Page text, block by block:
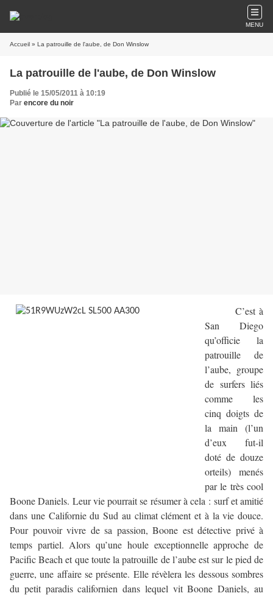
MENU
Accueil » La patrouille de l'aube, de Don Winslow
La patrouille de l'aube, de Don Winslow
Publié le 15/05/2011 à 10:19
Par encore du noir
C’est à
San Diego
qu’officie la
patrouille de
l’aube, groupe
de surfers liés
comme les
cinq doigts de
la main (l’un
d’eux fut-il
doté de douze
orteils) menés
par le très cool
Boone Daniels. Leur vie pourrait se résumer à cela : surf et amitié
dans une Californie du Sud au climat clément et à la vie douce.
Pour pouvoir vivre de sa passion, Boone est détective privé à
temps partiel. Alors qu’une houle exceptionnelle approche de
Pacific Beach et que toute la patrouille de l’aube est sur le pied de
guerre, une affaire se présente. Elle révèlera les dessous sombres
du petit paradis californien dans lequel vit Boone Daniels, au